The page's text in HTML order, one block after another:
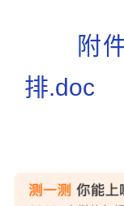
附
排.doc